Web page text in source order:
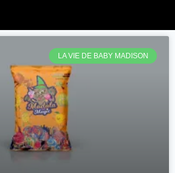
LA VIE DE BABY MADISON